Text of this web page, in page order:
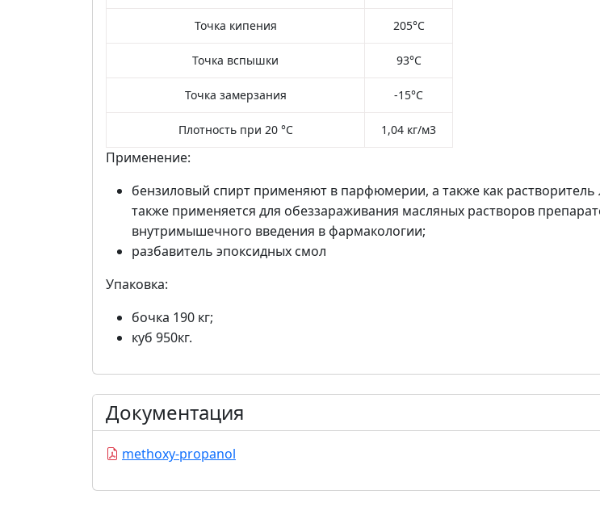
Точка кипения 205°С
Точка вспышки 93°С
Точка замерзания -15°С
Плотность при 20 °С 1,04 кг/м3
Применение:
бензиловый спирт применяют в парфюмерии, а также как растворитель
также применяется для обеззараживания масляных растворов
внутримышечного введения в фармакологии;
разбавитель эпоксидных смол
Упаковка:
бочка 190 кг;
куб 950кг.
Документация
methoxy-propanol